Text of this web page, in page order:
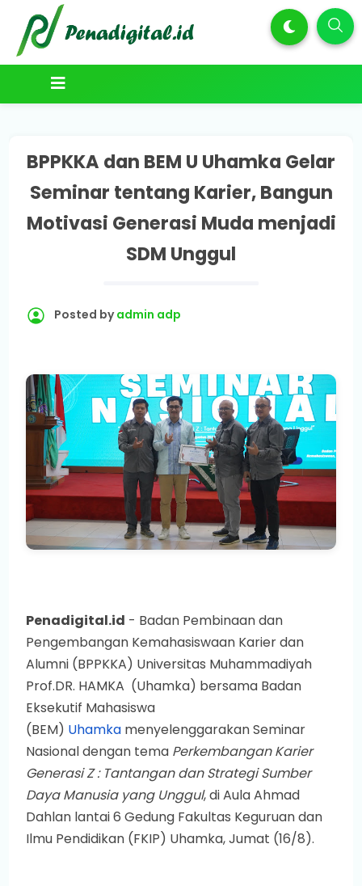
BPPKKA dan BEM U Uhamka Gelar
Seminar tentang Karier, Bangun
Motivasi Generasi Muda menjadi
SDM Unggul
Posted byadmin adp
Penadigital.id - Badan Pembinaan dan
Pengembangan Kemahasiswaan Karier dan
Alumni (BPPKKA) Universitas Muhammadiyah
Prof.DR. HAMKA (Uhamka) bersama Badan
Eksekutif Mahasiswa
(BEM) Uhamka menyelenggarakan Seminar
Nasional dengan tema Perkembangan Karier
Generasi Z : Tantangan dan Strategi Sumber
Daya Manusia yang Unggul, di Aula Ahmad
Dahlan lantai 6 Gedung Fakultas Keguruan dan
Ilmu Pendidikan (FKIP) Uhamka, Jumat (16/8).